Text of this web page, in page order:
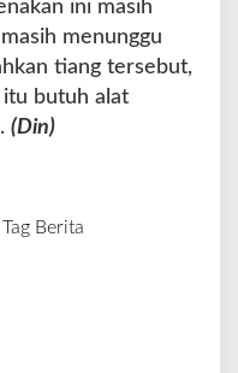
ini masih
menunggu
tiang tersebut,
itu butuh alat
(Din)
Tag Berita